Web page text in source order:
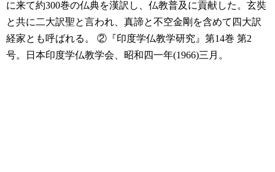
に来て約300巻の仏典を漢訳し、仏教普及に貢献した。玄奘
と共に二大訳聖と言われ、真諦と不空金剛を含めて四大訳
経家とも呼ばれる。
②『印度学仏教学研究』第14巻 第2
号。日本印度学仏教学会、昭和四一年(1966)三月。